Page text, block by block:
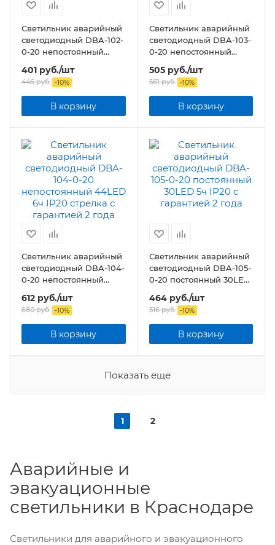
Светильник аварийный
светодиодный DBA-102-
0-20 непостоянный
30LED 5ч IP20 выход
401 руб./шт
446руб. -10%
В корзину
Светильник аварийный
светодиодный DBA-103-
0-20 непостоянный
60LED 5ч IP20
505руб./шт
561руб. -10%
В корзину
Светильник аварийный
светодиодный DBA-104-
0-20 непостоянный
44LED 6ч IP20 стрелка
612 руб./шт
680руб. -10%
В корзину
Светильник аварийный
светодиодный DBA-105-
0-20 постоянный 30LED
464руб./шт
516руб. -10%
В корзину
Показать еще
1 2
Аварийные и
эвакуационные
светильники в Краснодаре
Светильники для аварийного и эвакуационного